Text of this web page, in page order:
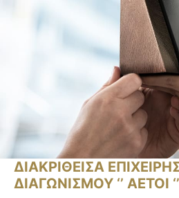
ΔΙΑΚΡΙΘΕΙΣΑ
ΔΙΑΓΩΝΙΣΜΟΥ ‘’ ΑΕΤΟΙ ‘’